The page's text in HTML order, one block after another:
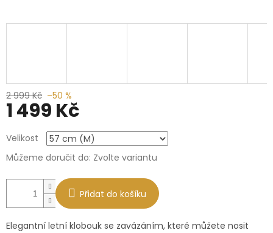
2 999 Kč –50 %
1 499 Kč
cena:
Velikost
Můžeme doručit do: Zvolte variantu
Přidat do košíku
Elegantní letní klobouk se zavázáním, které můžete nosit